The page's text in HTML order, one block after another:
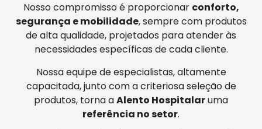
Nosso compromisso é proporcionar conforto,
segurança e mobilidade, sempre com produtos
de alta qualidade, projetados para atender às
necessidades específicas de cada cliente.
Nossa equipe de especialistas, altamente
capacitada, junto com a criteriosa seleção de
produtos, torna aAlento Hospitalaruma
referência no setor.